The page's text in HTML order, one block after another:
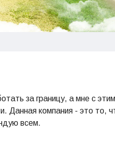
за границу, а мне с
Данная компания - это
всем.